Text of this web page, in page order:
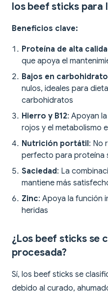
los beef sticks para
Beneficios clave:
Proteína de alta
que apoya el
Bajos en
nulos, ideales para
carbohidratos
Hierro y B12: Apoyan
rojos y el metabolismo
Nutrición portátil: No
perfecto para proteína
Saciedad: La
mantiene más
Zinc: Apoya la función
heridas
¿Los beef sticks se
procesada?
Sí, los beef sticks se
debido al curado,